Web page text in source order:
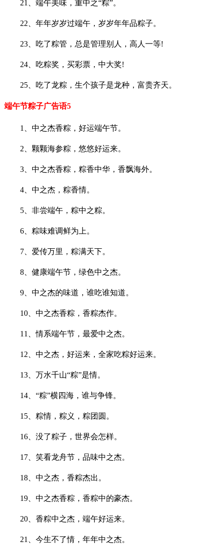
21、端午美味，重中之“粽”。
22、年年岁岁过端午，岁岁年年品粽子。
23、吃了粽管，总是管理别人，高人一等!
24、吃粽奖，买彩票，中大奖!
25、吃了龙粽，生个孩子是龙种，富贵齐天。
端午节粽子广告语5
1、中之杰香粽，好运端午节。
2、颗颗海参粽，悠悠好运来。
3、中之杰香粽，粽香中华，香飘海外。
4、中之杰，粽香情。
5、非尝端午，粽中之粽。
6、粽味难调鲜为上。
7、爱传万里，粽满天下。
8、健康端午节，绿色中之杰。
9、中之杰的味道，谁吃谁知道。
10、中之杰香粽，香粽杰作。
11、情系端午节，最爱中之杰。
12、中之杰，好运来，全家吃粽好运来。
13、万水千山“粽”是情。
14、“粽”横四海，谁与争锋。
15、粽情，粽义，粽团圆。
16、没了粽子，世界会怎样。
17、笑看龙舟节，品味中之杰。
18、中之杰，香粽杰出。
19、中之杰香粽，香粽中的豪杰。
20、香粽中之杰，端午好运来。
21、今生不了情，年年中之杰。